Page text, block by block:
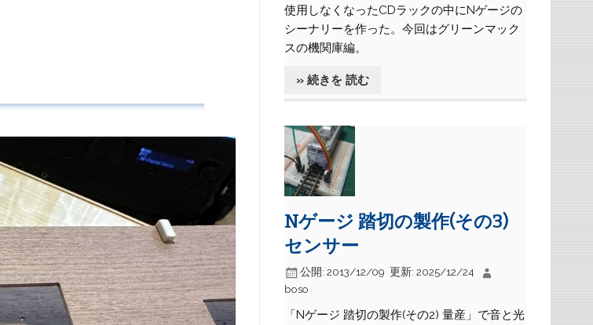
使用しなくなったCDラックの中にNゲージの
シーナリーを作った。今回はグリーンマック
スの機関庫編。
» 続きを 読む
Nゲージ 踏切の製作(その3)
センサー
公開: 2013/12/09 更新: 2025/12/24
boso
「Nゲージ 踏切の製作(その2) 量産」で音と光